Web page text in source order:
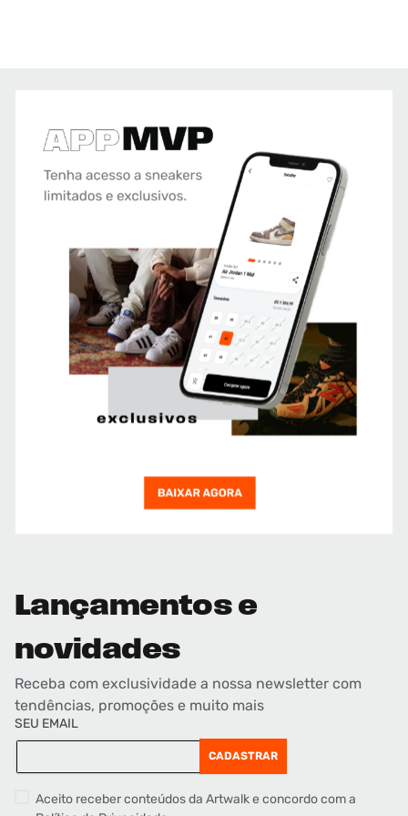
Lançamentos e
novidades
Receba com exclusividade a nossa newsletter com
tendências, promoções e muito mais
SEU EMAIL
CADASTRAR
Aceito receber conteúdos da Artwalk e concordo com a